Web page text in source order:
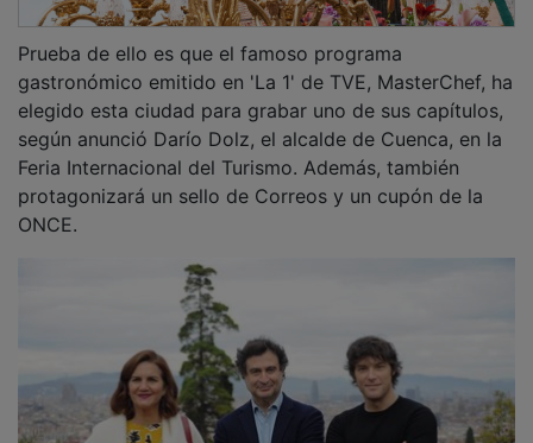
gastronómico emitido en 'La 1' de TVE, MasterChef, ha
elegido esta ciudad para grabar uno de sus capítulos,
según anunció Darío Dolz, el alcalde de Cuenca, en la
Feria Internacional del Turismo. Además, también
protagonizará un sello de Correos y un cupón de la
ONCE.